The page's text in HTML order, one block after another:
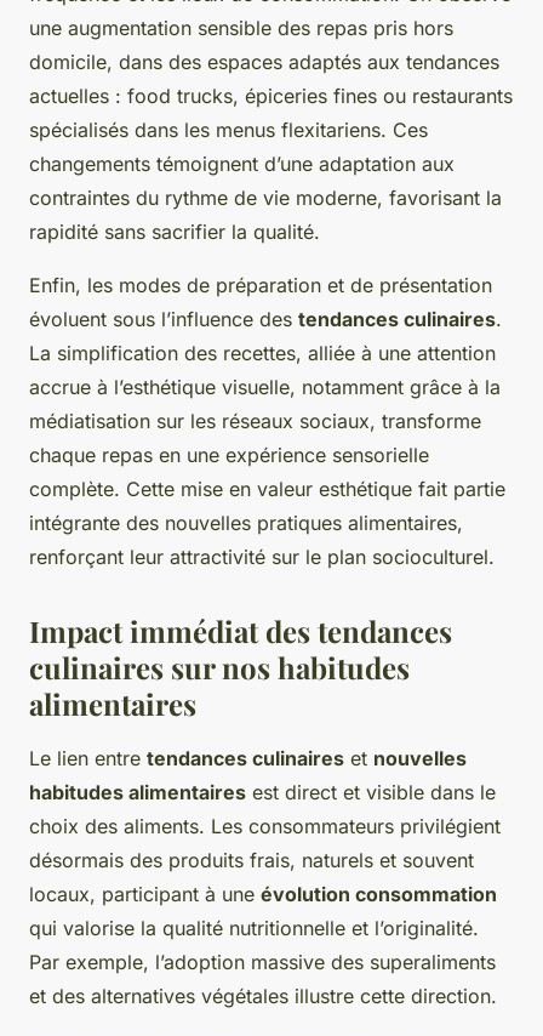
une augmentation sensible des repas pris hors
domicile, dans des espaces adaptés aux tendances
actuelles : food trucks, épiceries fines ou restaurants
spécialisés dans les menus flexitariens. Ces
changements témoignent d’une adaptation aux
contraintes du rythme de vie moderne, favorisant la
rapidité sans sacrifier la qualité.
Enfin, les modes de préparation et de présentation
évoluent sous l’influence des tendances culinaires.
La simplification des recettes, alliée à une attention
accrue à l’esthétique visuelle, notamment grâce à la
médiatisation sur les réseaux sociaux, transforme
chaque repas en une expérience sensorielle
complète. Cette mise en valeur esthétique fait partie
intégrante des nouvelles pratiques alimentaires,
renforçant leur attractivité sur le plan socioculturel.
Impact immédiat des tendances
culinaires sur nos habitudes
alimentaires
Le lien entre tendances culinaires et nouvelles
habitudes alimentaires est direct et visible dans le
choix des aliments. Les consommateurs privilégient
désormais des produits frais, naturels et souvent
locaux, participant à une évolution consommation
qui valorise la qualité nutritionnelle et l’originalité.
Par exemple, l’adoption massive des superaliments
et des alternatives végétales illustre cette direction.